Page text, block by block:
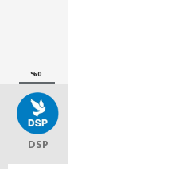
%0
DSP